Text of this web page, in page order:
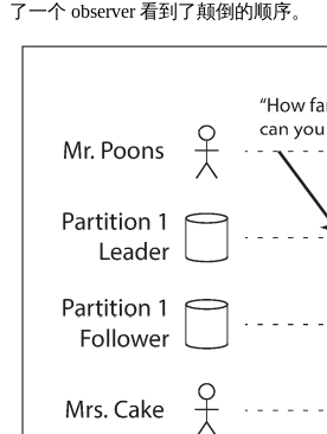
了一个 observer 看到了颠倒的顺序。